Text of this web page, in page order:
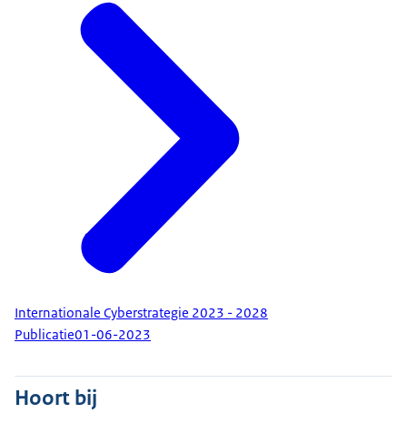
Internationale Cyberstrategie 2023 - 2028
Publicatie01-06-2023
Hoort bij